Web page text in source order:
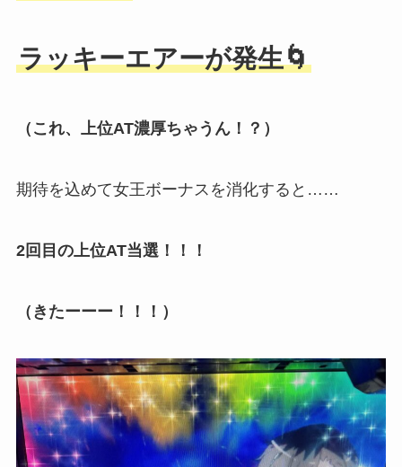
ラッキーエアーが発生🌀
（これ、上位AT濃厚ちゃうん！？）
期待を込めて女王ボーナスを消化すると……
2回目の上位AT当選！！！
（きたーーー！！！）